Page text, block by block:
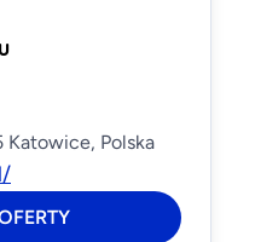
Katowice, Polska